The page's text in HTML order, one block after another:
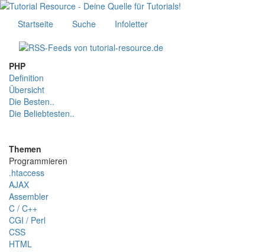
Startseite Suche Infoletter
PHP
Definition
Übersicht
Die Besten..
Die Beliebtesten..
Themen
Programmieren
.htaccess
AJAX
Assembler
C / C++
CGI / Perl
CSS
HTML